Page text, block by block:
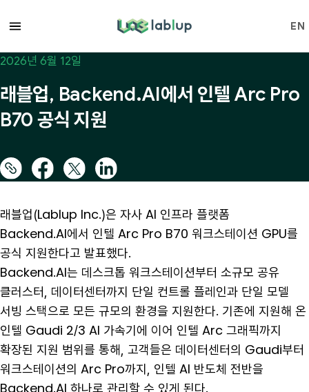
lablup.com EN
2026년 6월 12일
래블업, Backend.AI에서 인텔 Arc Pro
B70 공식 지원
래블업(Lablup Inc.)은 자사 AI 인프라 플랫폼
Backend.AI에서 인텔 Arc Pro B70 워크스테이션 GPU를
공식 지원한다고 발표했다.
Backend.AI는 데스크톱 워크스테이션부터 소규모 공유
클러스터, 데이터센터까지 단일 컨트롤 플레인과 단일 모델
서빙 스택으로 모든 규모의 환경을 지원한다. 기존에 지원해 온
인텔 Gaudi 2/3 AI 가속기에 이어 인텔 Arc 그래픽까지
확장된 지원 범위를 통해, 고객들은 데이터센터의 Gaudi부터
워크스테이션의 Arc Pro까지, 인텔 AI 반도체 전반을
Backend.AI 하나로 관리할 수 있게 된다.